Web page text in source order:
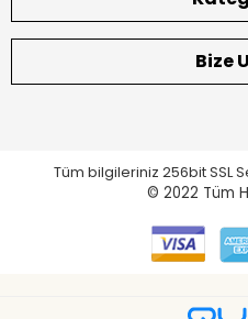
Bize
Tüm bilgileriniz 256bit SSL
© 2022 Tüm